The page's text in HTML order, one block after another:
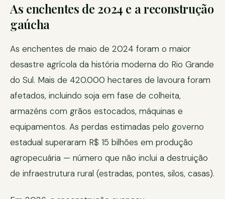
As enchentes de 2024 e a reconstrução
gaúcha
As enchentes de maio de 2024 foram o maior
desastre agrícola da história moderna do Rio Grande
do Sul. Mais de 420.000 hectares de lavoura foram
afetados, incluindo soja em fase de colheita,
armazéns com grãos estocados, máquinas e
equipamentos. As perdas estimadas pelo governo
estadual superaram R$ 15 bilhões em produção
agropecuária — número que não inclui a destruição
de infraestrutura rural (estradas, pontes, silos, casas).